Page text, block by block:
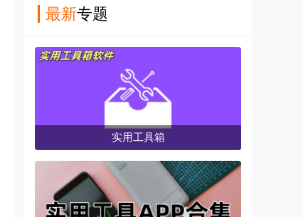
最新专题
实用工具箱